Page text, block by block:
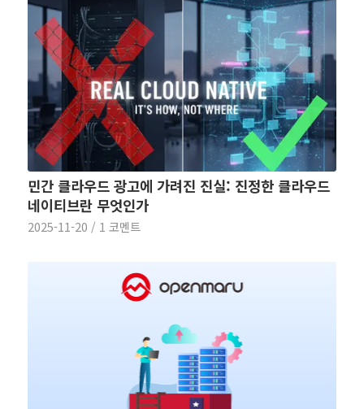
민간 클라우드 광고에 가려진 진실: 진정한 클라우드
네이티브란 무엇인가
2025-11-20 / 1 코멘트